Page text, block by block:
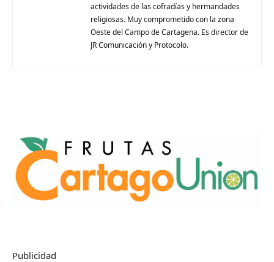
actividades de las cofradías y hermandades
religiosas. Muy comprometido con la zona
Oeste del Campo de Cartagena. Es director de
JR Comunicación y Protocolo.
Publicidad